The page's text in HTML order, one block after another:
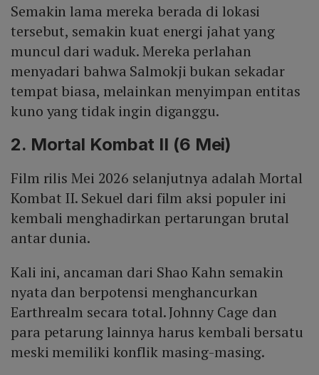
Semakin lama mereka berada di lokasi
tersebut, semakin kuat energi jahat yang
muncul dari waduk. Mereka perlahan
menyadari bahwa Salmokji bukan sekadar
tempat biasa, melainkan menyimpan entitas
kuno yang tidak ingin diganggu.
2. Mortal Kombat II (6 Mei)
Film rilis Mei 2026 selanjutnya adalah Mortal
Kombat II. Sekuel dari film aksi populer ini
kembali menghadirkan pertarungan brutal
antar dunia.
Kali ini, ancaman dari Shao Kahn semakin
nyata dan berpotensi menghancurkan
Earthrealm secara total. Johnny Cage dan
para petarung lainnya harus kembali bersatu
meski memiliki konflik masing-masing.